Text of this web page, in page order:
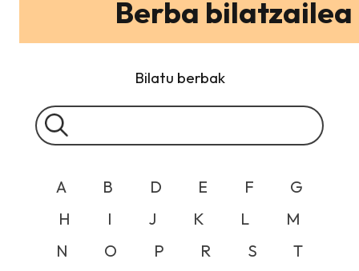
Berba bilatzailea
Bilatu berbak
A B D E F
G
H
I J K L
M
N
O P R S
T